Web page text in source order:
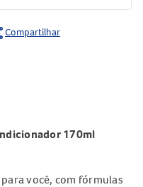
Compartilhar
170ml
você, com fórmulas